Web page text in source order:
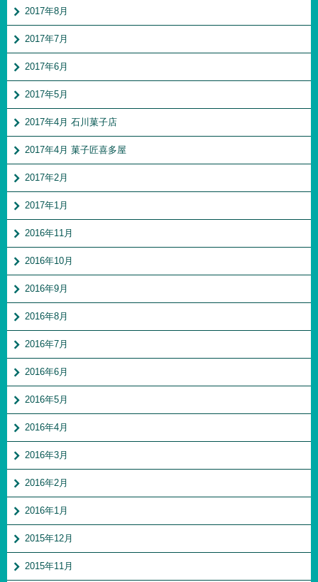
2017年8月
2017年7月
2017年6月
2017年5月
2017年4月 石川菓子店
2017年4月 菓子匠喜多屋
2017年2月
2017年1月
2016年11月
2016年10月
2016年9月
2016年8月
2016年7月
2016年6月
2016年5月
2016年4月
2016年3月
2016年2月
2016年1月
2015年12月
2015年11月